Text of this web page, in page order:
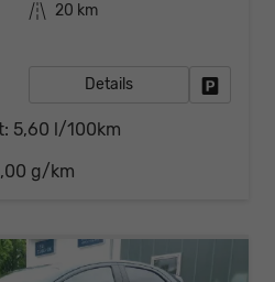
Kilometerstand 20 km
Details
5,60 l/100km
g/km